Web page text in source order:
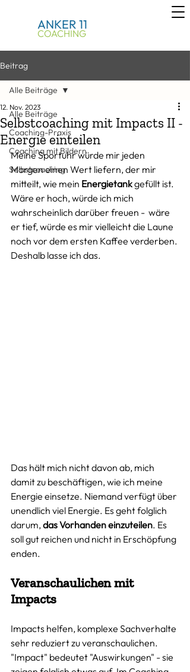
ANKER 11
COACHING
Beitrag
Alle Beiträge
Coaching-Praxis
Coaching mit Bildern
Selbstcoaching
Alle Beiträge
Selbstcoaching mit Impacts II -
Energie einteilen
12. Nov. 2023
Meine Sportuhr würde mir jeden
Morgen einen Wert liefern, der mir
mitteilt, wie mein Energietank gefüllt ist.
Wäre er hoch, würde ich mich
wahrscheinlich darüber freuen -  wäre
er tief, würde es mir vielleicht die Laune
noch vor dem ersten Kaffee verderben.
Deshalb lasse ich das.
Das hält mich nicht davon ab, mich
damit zu beschäftigen, wie ich meine
Energie einsetze. Niemand verfügt über
unendlich viel Energie. Es geht folglich
darum, das Vorhanden einzuteilen. Es
soll gut reichen und nicht in Erschöpfung
enden.
Veranschaulichen mit
Impacts
Impacts helfen, komplexe Sachverhalte
sehr reduziert zu veranschaulichen.
"Impact" bedeutet "Auswirkungen" - sie